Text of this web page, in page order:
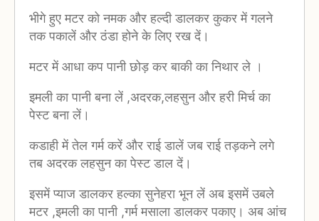
भीगे हुए मटर को नमक और हल्दी डालकर कुकर में गलने
तक पकालें और ठंडा होने के लिए रख दें।
मटर में आधा कप पानी छोड़ कर बाकी का निथार ले ।
इमली का पानी बना लें ,अदरक,लहसुन और हरी मिर्च का
पेस्ट बना लें।
कडाही में तेल गर्म करें और राई डालें जब राई तड़कने लगे
तब अदरक लहसुन का पेस्ट डाल दें।
इसमें प्याज डालकर हल्का सुनेहरा भून लें अब इसमें उबले
मटर ,इमली का पानी ,गर्म मसाला डालकर पकाए। अब आंच